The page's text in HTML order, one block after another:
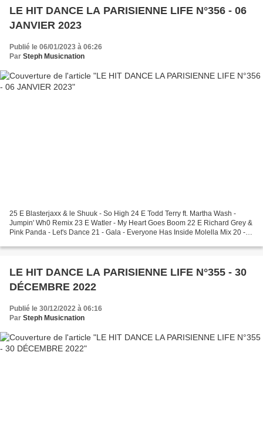
LE HIT DANCE LA PARISIENNE LIFE N°356 - 06
JANVIER 2023
Publié le 06/01/2023 à 06:26
Par Steph Musicnation
25 E Blasterjaxx & le Shuuk - So High 24 E Todd Terry ft. Martha Wash -
Jumpin' Wh0 Remix 23 E Watler - My Heart Goes Boom 22 E Richard Grey &
Pink Panda - Let's Dance 21 - Gala - Everyone Has Inside Molella Mix 20 -
LE HIT DANCE LA PARISIENNE LIFE N°355 - 30
DÉCEMBRE 2022
Publié le 30/12/2022 à 06:16
Par Steph Musicnation